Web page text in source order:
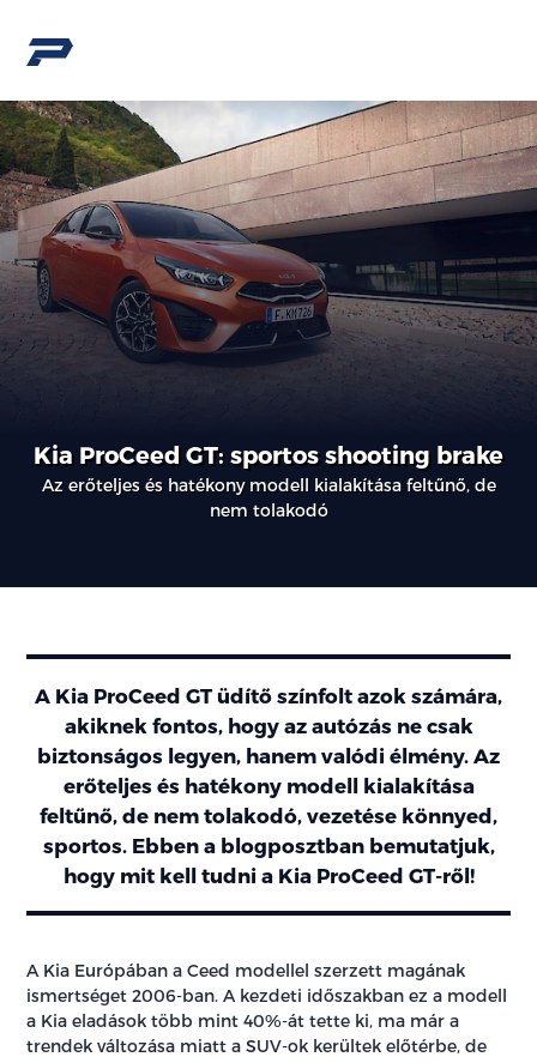
Kia ProCeed GT: sportos shooting brake
Az erőteljes és hatékony modell kialakítása feltűnő, de
nem tolakodó
A Kia ProCeed GT üdítő színfolt azok számára,
akiknek fontos, hogy az autózás ne csak
biztonságos legyen, hanem valódi élmény. Az
erőteljes és hatékony modell kialakítása
feltűnő, de nem tolakodó, vezetése könnyed,
sportos. Ebben a blogposztban bemutatjuk,
hogy mit kell tudni a Kia ProCeed GT-ről!
A Kia Európában a Ceed modellel szerzett magának
ismertséget 2006-ban. A kezdeti időszakban ez a modell
a Kia eladások több mint 40%-át tette ki, ma már a
trendek változása miatt a SUV-ok kerültek előtérbe, de